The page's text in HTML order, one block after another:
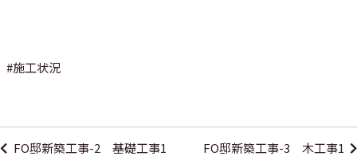
#施工状況
稿
FO邸新築工事-2 基礎工事1 FO邸新築工事-3 木工事1